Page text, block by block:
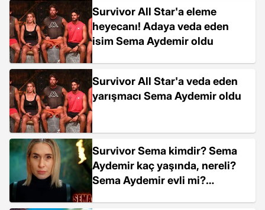
Survivor All Star'a eleme
heyecanı! Adaya veda eden
isim Sema Aydemir oldu
Survivor All Star'a veda eden
yarışmacı Sema Aydemir oldu
Survivor Sema kimdir? Sema
Aydemir kaç yaşında, nereli?
Sema Aydemir evli mi?